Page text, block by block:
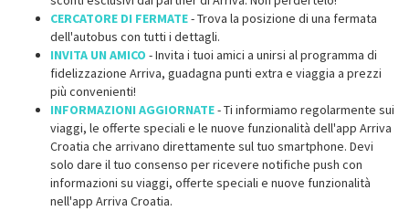
CERCATORE DI FERMATE- Trova la posizione di una fermata
dell'autobus con tutti i dettagli.
INVITA UN AMICO - Invita i tuoi amici a unirsi al programma di
fidelizzazione Arriva, guadagna punti extra e viaggia a prezzi
più convenienti!
INFORMAZIONI AGGIORNATE- Ti informiamo regolarmente sui
viaggi, le offerte speciali e le nuove funzionalità dell'app Arriva
Croatia che arrivano direttamente sul tuo smartphone. Devi
solo dare il tuo consenso per ricevere notifiche push con
informazioni su viaggi, offerte speciali e nuove funzionalità
nell'app Arriva Croatia.